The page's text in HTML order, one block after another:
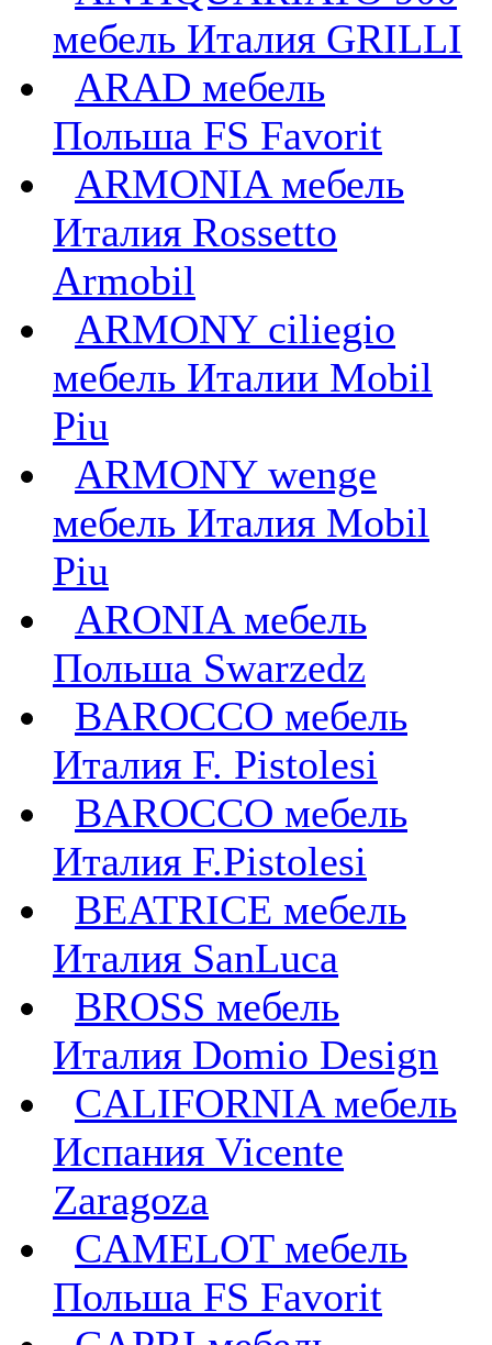
мебель Италия GRILLI
ARAD мебель
Польша FS Favorit
ARMONIA мебель
Италия Rossetto
Armobil
ARMONY ciliegio
мебель Италии Mobil
Piu
ARMONY wenge
мебель Италия Mobil
Piu
ARONIA мебель
Польша Swarzedz
BAROCCO мебель
Италия F. Pistolesi
BAROCCO мебель
Италия F.Pistolesi
BEATRICE мебель
Италия SanLuca
BROSS мебель
Италия Domio Design
CALIFORNIA мебель
Испания Vicente
Zaragoza
CAMELOT мебель
Польша FS Favorit